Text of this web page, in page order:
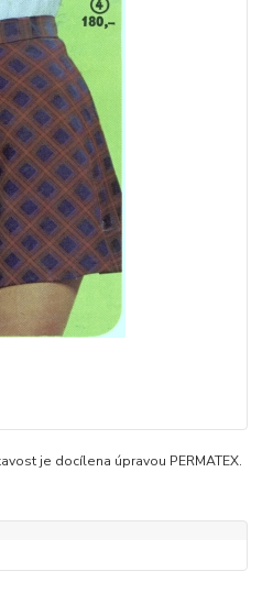
je docílena úpravou PERMATEX.